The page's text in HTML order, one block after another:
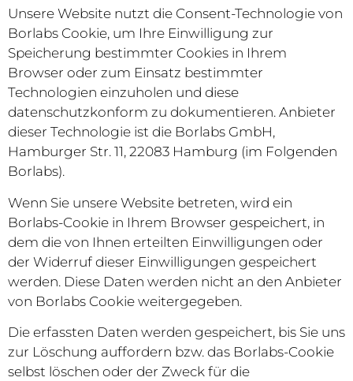
Unsere Website nutzt die Consent-Technologie von
Borlabs Cookie, um Ihre Einwilligung zur
Speicherung bestimmter Cookies in Ihrem
Browser oder zum Einsatz bestimmter
Technologien einzuholen und diese
datenschutzkonform zu dokumentieren. Anbieter
dieser Technologie ist die Borlabs GmbH,
Hamburger Str. 11, 22083 Hamburg (im Folgenden
Borlabs).
Wenn Sie unsere Website betreten, wird ein
Borlabs-Cookie in Ihrem Browser gespeichert, in
dem die von Ihnen erteilten Einwilligungen oder
der Widerruf dieser Einwilligungen gespeichert
werden. Diese Daten werden nicht an den Anbieter
von Borlabs Cookie weitergegeben.
Die erfassten Daten werden gespeichert, bis Sie uns
zur Löschung auffordern bzw. das Borlabs-Cookie
selbst löschen oder der Zweck für die